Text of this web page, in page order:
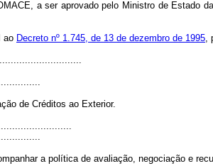
a ser aprovado pelo Ministro de Estado
ao Decreto nº 1.745, de 13 de dezembro de 1995,
de Créditos ao Exterior.
a política de avaliação, negociação e